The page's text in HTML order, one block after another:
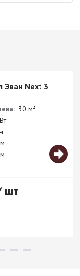
Эван Next 3
30 м²
шт